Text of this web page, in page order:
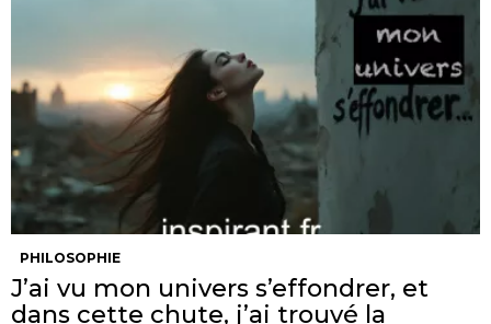
PHILOSOPHIE
J’ai vu mon univers s’effondrer, et
dans cette chute, j’ai trouvé la